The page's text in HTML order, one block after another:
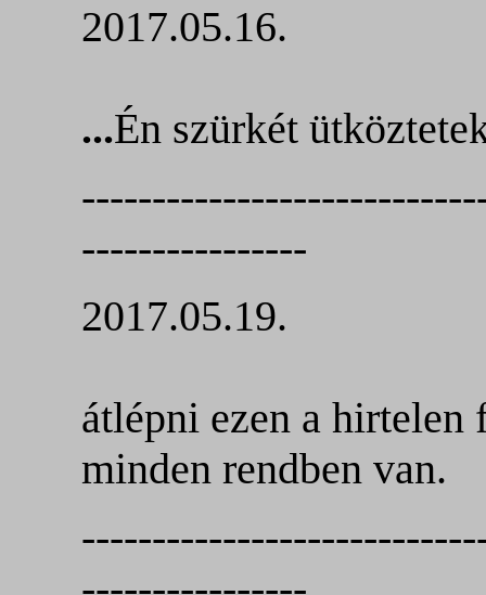
2017.05.16.
...Én szürkét
----------------
2017.05.19.
átlépni ezen a hirtelen
minden rendben van.